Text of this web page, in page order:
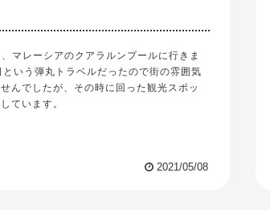
マレーシアのクアラルンプールに行きま
という弾丸トラベルだったので街の雰囲気
んでしたが、その時に回った観光スポッ
ています。
2021/05/08